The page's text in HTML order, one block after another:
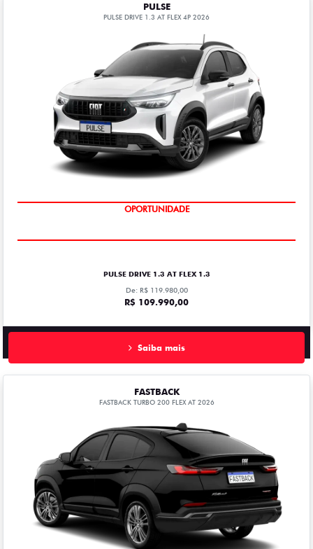
PULSE
PULSE DRIVE 1.3 AT FLEX 4P 2026
OPORTUNIDADE
PULSE DRIVE 1.3 AT FLEX 1.3
De: R$ 119.980,00
R$ 109.990,00
Saiba mais
FASTBACK
FASTBACK TURBO 200 FLEX AT 2026